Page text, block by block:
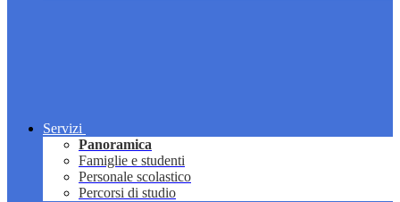
Servizi
Panoramica
Famiglie e studenti
Personale scolastico
Percorsi di studio